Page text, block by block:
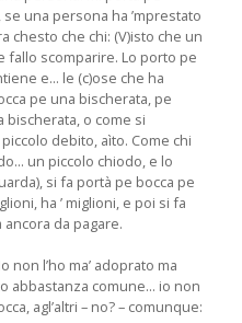
una persona ha ’mprestato
chesto che chi: (V)isto che un
fallo scomparire. Lo porto pe
e... le (c)ose che ha
pe una bischerata, pe
bischerata, o come si
debito, aìto. Come chi
un piccolo chiodo, e lo
si fa portà pe bocca pe
ha ’ miglioni, e poi si fa
da pagare.
non l’ho ma’ adoprato ma
abbastanza comune... io non
agl’altri – no? – comunque: